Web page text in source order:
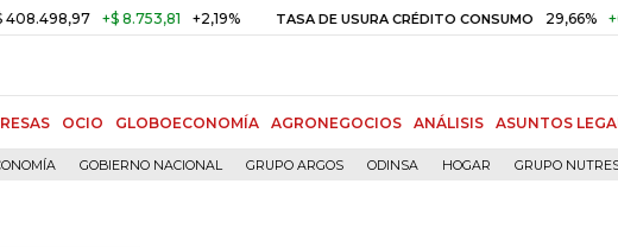
+$ 8.753,81 +2,19% TASA DE USURA CRÉDITO CONSUMO 29,66% +0,87%
OCIO GLOBOECONOMÍA AGRONEGOCIOS ANÁLISIS ASUNTOS
GOBIERNO NACIONAL GRUPO ARGOS ODINSA HOGAR GRUPO